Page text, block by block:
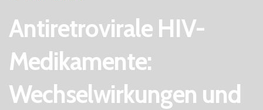
Antiretrovirale HIV-
Medikamente:
Wechselwirkungen und